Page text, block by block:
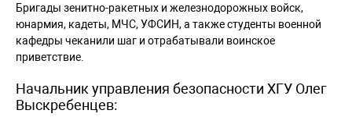
Бригады зенитно-ракетных и железнодорожных войск,
юнармия, кадеты, МЧС, УФСИН, а также студенты военной
кафедры чеканили шаг и отрабатывали воинское
приветствие.
Начальник управления безопасности ХГУ Олег
Выскребенцев: